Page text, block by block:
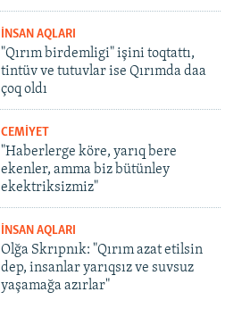
İNSAN AQLARI
"Qırım birdemligi" işini toqtattı,
tintüv ve tutuvlar ise Qırımda daa
çoq oldı
CEMİYET
"Haberlerge köre, yarıq bere
ekenler, amma biz bütünley
ekektriksizmiz"
İNSAN AQLARI
Olğa Skrıpnık: "Qırım azat etilsin
dep, insanlar yarıqsız ve suvsuz
yaşamağa azırlar"